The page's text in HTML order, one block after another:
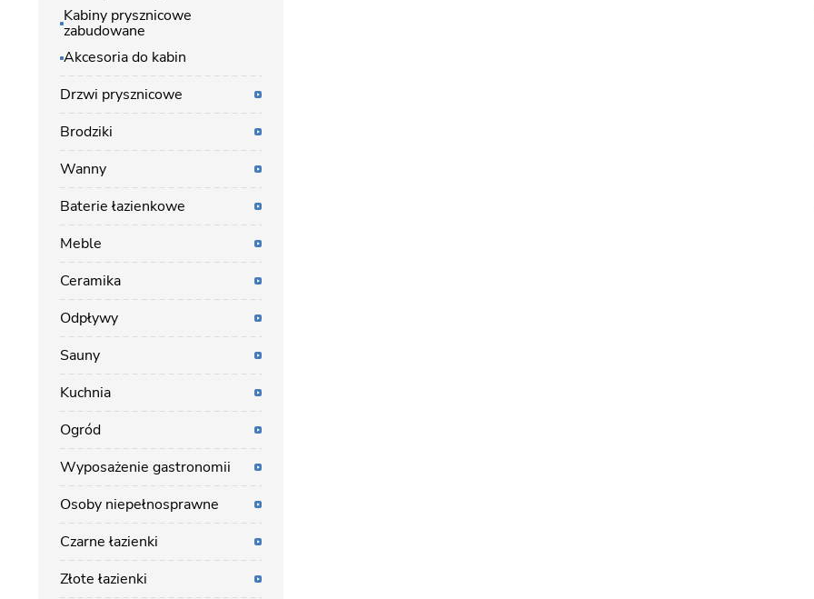
Kabiny prysznicowe
zabudowane
Akcesoria do kabin
Drzwi prysznicowe
Brodziki
Wanny
Baterie łazienkowe
Meble
Ceramika
Odpływy
Sauny
Kuchnia
Ogród
Wyposażenie gastronomii
Osoby niepełnosprawne
Czarne łazienki
Złote łazienki